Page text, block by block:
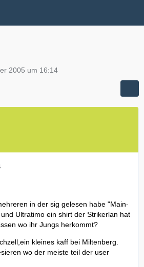
2005 um 16:14
in der sig gelesen habe "Main-
Ultratimo ein shirt der Strikerlan hat
wo ihr Jungs herkommt?
kleines kaff bei Miltenberg.
wo der meiste teil der user